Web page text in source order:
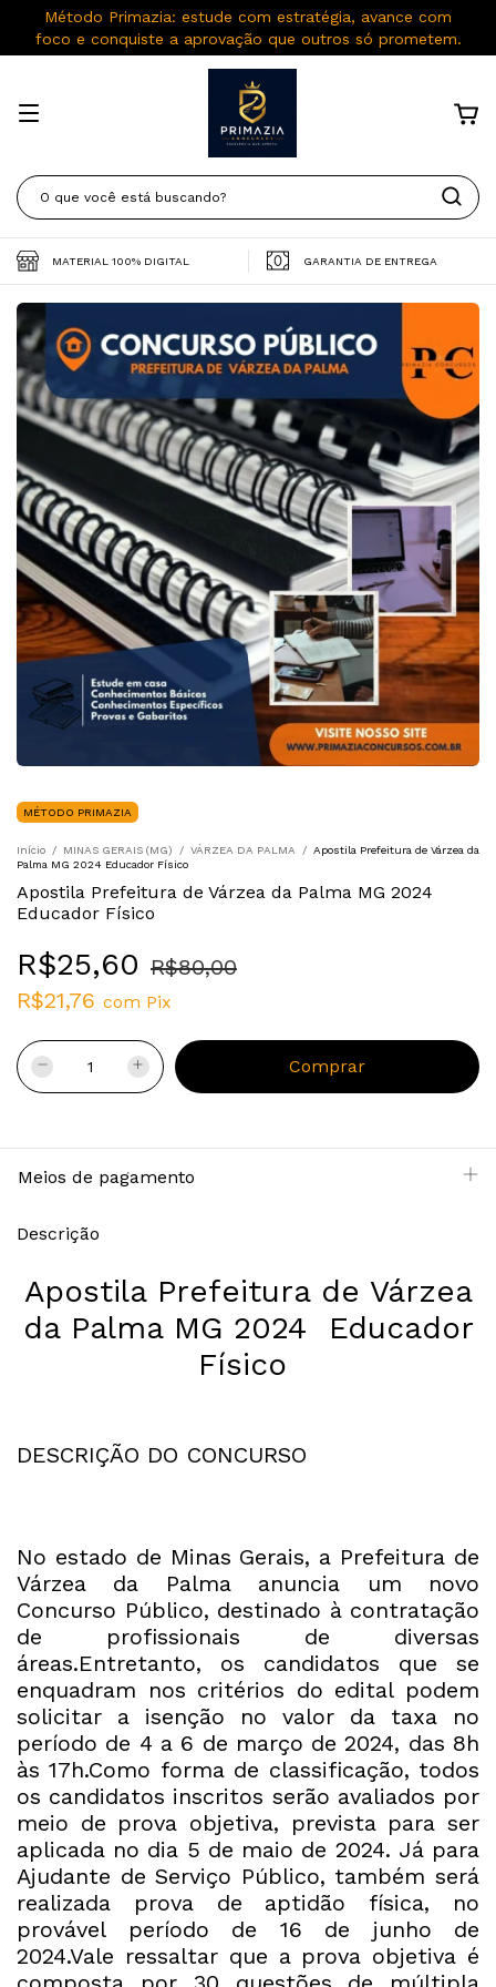
Método Primazia: estude com estratégia, avance com
foco e conquiste a aprovação que outros só prometem.
MATERIAL 100% DIGITAL GARANTIA DE ENTREGA
MÉTODO PRIMAZIA
Início / MINAS GERAIS (MG) / VÁRZEA DA PALMA / Apostila Prefeitura de Várzea da
Palma MG 2024 Educador Físico
Apostila Prefeitura de Várzea da Palma MG 2024
Educador Físico
R$25,60 R$80,00
R$21,76 com Pix
Meios de pagamento
Descrição
Apostila Prefeitura de Várzea
da Palma MG 2024 Educador
Físico
DESCRIÇÃO DO CONCURSO
No estado de Minas Gerais, a Prefeitura de
Várzea da Palma anuncia um novo
Concurso Público, destinado à contratação
de profissionais de diversas
áreas.Entretanto, os candidatos que se
enquadram nos critérios do edital podem
solicitar a isenção no valor da taxa no
período de 4 a 6 de março de 2024, das 8h
às 17h.Como forma de classificação, todos
os candidatos inscritos serão avaliados por
meio de prova objetiva, prevista para ser
aplicada no dia 5 de maio de 2024. Já para
Ajudante de Serviço Público, também será
realizada prova de aptidão física, no
provável período de 16 de junho de
2024.Vale ressaltar que a prova objetiva é